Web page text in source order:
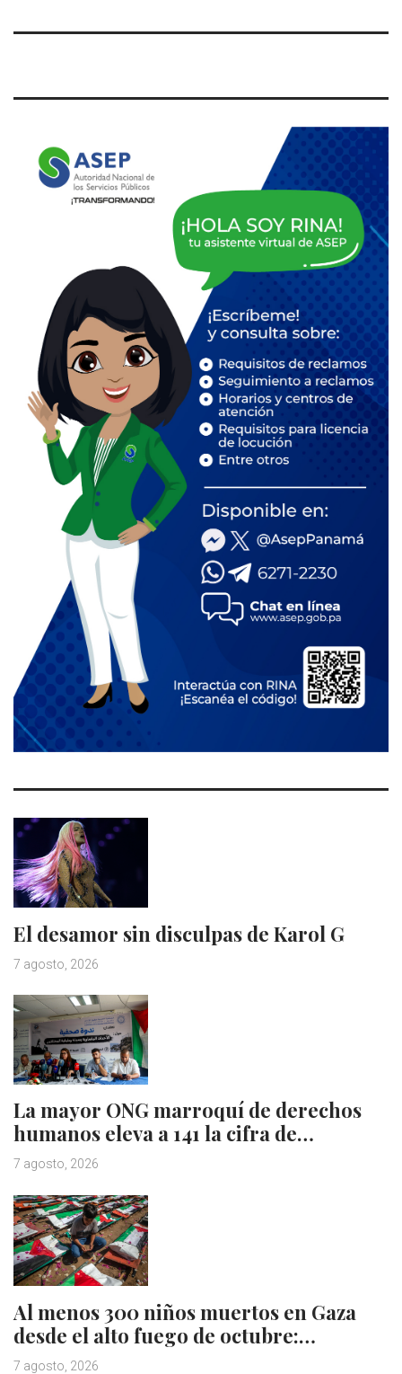
El desamor sin disculpas de Karol G
7 agosto, 2026
La mayor ONG marroquí de derechos
humanos eleva a 141 la cifra de…
7 agosto, 2026
Al menos 300 niños muertos en Gaza
desde el alto fuego de octubre:…
7 agosto, 2026